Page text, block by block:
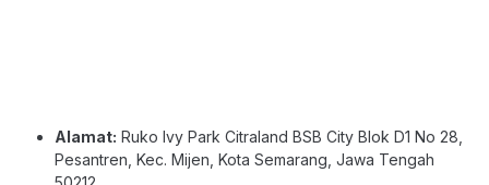
Alamat: Ruko Ivy Park Citraland BSB City Blok D1 No 28,
Pesantren, Kec. Mijen, Kota Semarang, Jawa Tengah